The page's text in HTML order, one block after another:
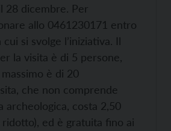
28 dicembre. Per
allo 0461230171 entro
si svolge l’iniziativa. Il
la visita è di 5 persone,
è di 20
che non comprende
archeologica, costa 2,50
ed è gratuita fino ai